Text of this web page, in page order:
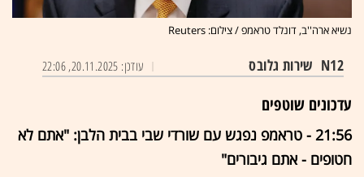
נשיא ארה''ב, דונלד טראמפ / צילום: Reuters
N12 שירות גלובס עודכן: 20.11.2025, 22:06
עדכונים שוטפים
21:56 - טראמפ נפגש עם שורדי שבי בבית הלבן: "אתם לא
חטופים - אתם גיבורים"